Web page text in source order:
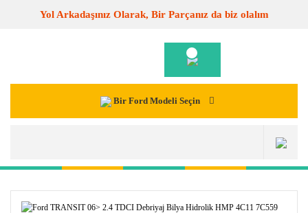
Yol Arkadaşınız Olarak, Bir Parçanız da biz olalım
Bir Ford Modeli Seçin